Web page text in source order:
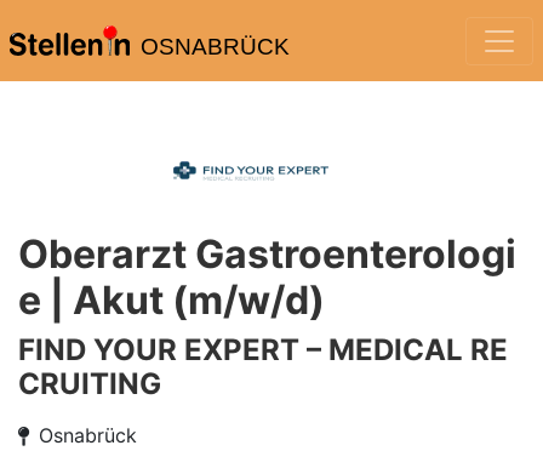
OSNABRÜCK
Oberarzt Gastroenterologi
e | Akut (m/w/d)
FIND YOUR EXPERT – MEDICAL RE
CRUITING
Osnabrück